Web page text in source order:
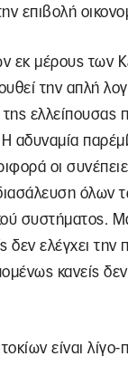
επιβολή
εκ μέρους των
την απλή
ελλείπουσας
αδυναμία
οι
όλων
συστήματος.
δεν ελέγχει
κανείς δεν
είναι